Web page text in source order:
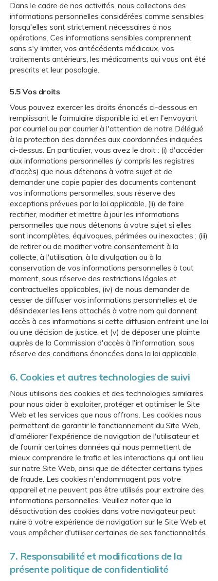
Dans le cadre de nos activités, nous collectons des
informations personnelles considérées comme sensibles
lorsqu'elles sont strictement nécessaires à nos
opérations. Ces informations sensibles comprennent,
sans s'y limiter, vos antécédents médicaux, vos
traitements antérieurs, les médicaments qui vous ont été
prescrits et leur posologie.
5.5 Vos droits
Vous pouvez exercer les droits énoncés ci-dessous en
remplissant le formulaire disponible ici et en l'envoyant
par courriel ou par courrier à l'attention de notre Délégué
à la protection des données aux coordonnées indiquées
ci-dessus. En particulier, vous avez le droit : (i) d'accéder
aux informations personnelles (y compris les registres
d'accès) que nous détenons à votre sujet et de
demander une copie papier des documents contenant
vos informations personnelles, sous réserve des
exceptions prévues par la loi applicable, (ii) de faire
rectifier, modifier et mettre à jour les informations
personnelles que nous détenons à votre sujet si elles
sont incomplètes, équivoques, périmées ou inexactes ; (iii)
de retirer ou de modifier votre consentement à la
collecte, à l'utilisation, à la divulgation ou à la
conservation de vos informations personnelles à tout
moment, sous réserve des restrictions légales et
contractuelles applicables, (iv) de nous demander de
cesser de diffuser vos informations personnelles et de
désindexer les liens attachés à votre nom qui donnent
accès à ces informations si cette diffusion enfreint une loi
ou une décision de justice, et (v) de déposer une plainte
auprès de la Commission d'accès à l'information, sous
réserve des conditions énoncées dans la loi applicable.
6. Cookies et autres technologies de suivi
Nous utilisons des cookies et des technologies similaires
pour nous aider à exploiter, protéger et optimiser le Site
Web et les services que nous offrons. Les cookies nous
permettent de garantir le fonctionnement du Site Web,
d'améliorer l'expérience de navigation de l'utilisateur et
de fournir certaines données qui nous permettent de
mieux comprendre le trafic et les interactions qui ont lieu
sur notre Site Web, ainsi que de détecter certains types
de fraude. Les cookies n'endommagent pas votre
appareil et ne peuvent pas être utilisés pour extraire des
informations personnelles. Veuillez noter que la
désactivation des cookies dans votre navigateur peut
nuire à votre expérience de navigation sur le Site Web et
vous empêcher d'utiliser certaines de ses fonctionnalités.
7. Responsabilité et modifications de la
présente politique de confidentialité